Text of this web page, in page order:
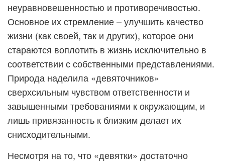
неуравновешенностью и противоречивостью.
Основное их стремление – улучшить качество
жизни (как своей, так и других), которое они
стараются воплотить в жизнь исключительно в
соответствии с собственными представлениями.
Природа наделила «девяточников»
сверхсильным чувством ответственности и
завышенными требованиями к окружающим, и
лишь привязанность к близким делает их
снисходительными.
Несмотря на то, что «девятки» достаточно